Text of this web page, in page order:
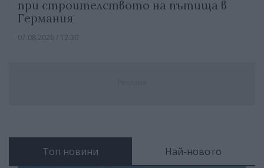
при строителството на пътища в
Германия
07.08.2026 / 12:30
Топ новини Най-новото